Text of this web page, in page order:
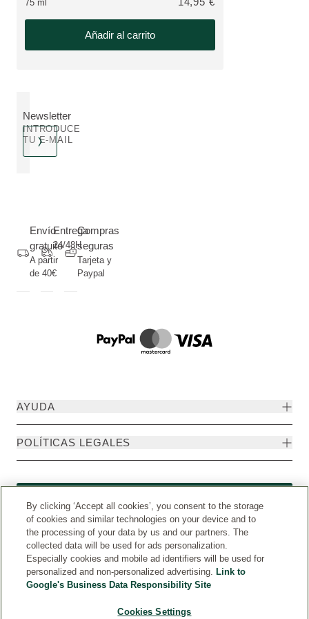
75 ml
Añadir al carrito
Newsletter
INTRODUCE
TU E-MAIL
Envío
gratuito
A partir
de 40€
Entrega
24/48H
Compras
seguras
Tarjeta y
Paypal
AYUDA
POLÍTICAS LEGALES
By clicking ‘Accept all cookies’, you consent to the storage
of cookies and similar technologies on your device and to
the processing of your data by us and our partners. The
collected data will be used for ads personalization.
Especially cookies and mobile ad identifiers will be used for
personalized and non-personalized advertising. Link to
Google's Business Data Responsibility Site
Cookies Settings